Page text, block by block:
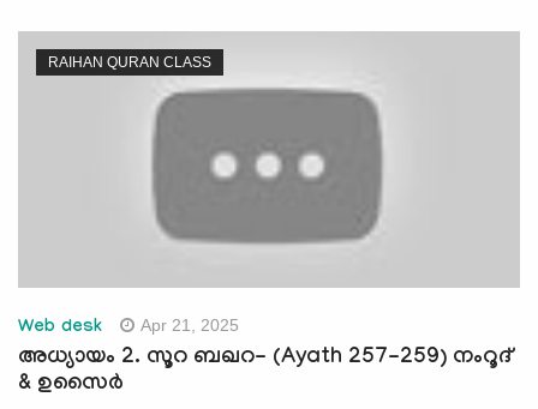
RAIHAN QURAN CLASS
Web desk Apr 21, 2025
അധ്യായം 2. സൂറ ബഖറ- (Ayath 257-259) നംറൂദ്
& ഉസൈർ